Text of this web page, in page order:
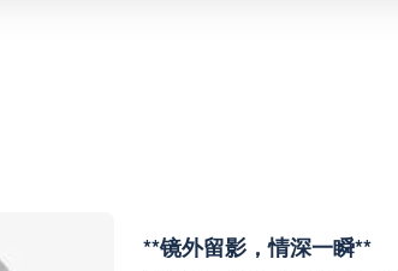
**镜外留影，情深一瞬**